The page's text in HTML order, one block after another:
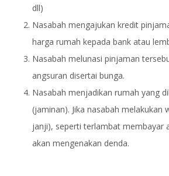
dll)
Nasabah mengajukan kredit
harga rumah kepada bank atau
Nasabah melunasi pinjaman
angsuran disertai bunga.
Nasabah menjadikan rumah yang
(jaminan). Jika nasabah melakukan
janji), seperti terlambat membayar
akan mengenakan denda.